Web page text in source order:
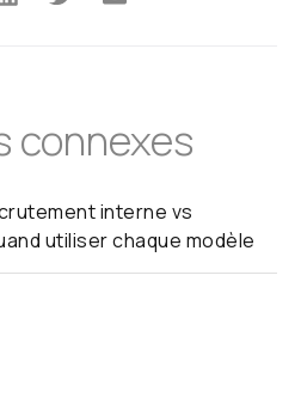
connexes
interne vs
utiliser chaque modèle